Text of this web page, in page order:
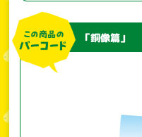
「銅像篇」